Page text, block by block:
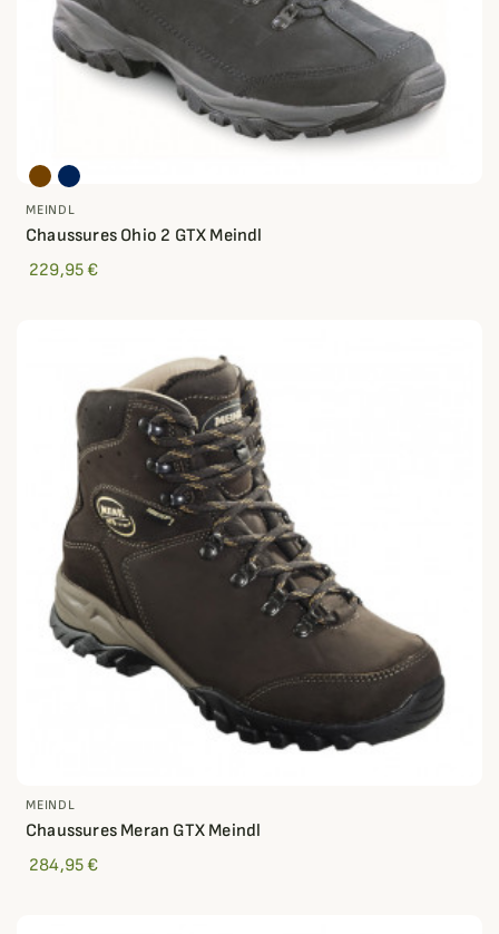
MEINDL
Chaussures Ohio 2 GTX Meindl
229,95 €
MEINDL
Chaussures Meran GTX Meindl
284,95 €